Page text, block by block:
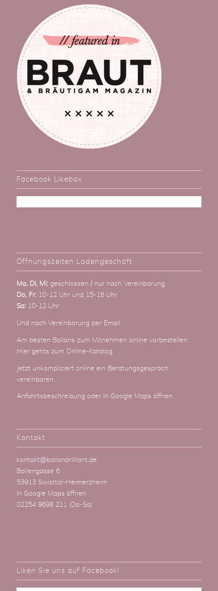
Facebook Likebox
Öffnungszeiten Ladengeschäft
Mo, Di, Mi:geschlossen / nur nach Vereinbarung
Do, Fr:10-12 Uhr und 15-18 Uhr
Sa:10-12 Uhr
Und nach Vereinbarung per Email
Am besten Ballons zum Mitnehmen online vorbestellen:
Hier gehts zum Online-Katalog
Jetzt unkompliziert online ein Beratungsgespräch
vereinbaren.
Anfahrtsbeschreibung oder In Google Maps öffnen
Kontakt
kontakt@ballonbrilliant.de
Ballengasse 6
53913 Swisttal-Heimerzheim
In Google Maps öffnen
02254 9698 211 (Do-Sa)
Liken Sie uns auf Facebook!